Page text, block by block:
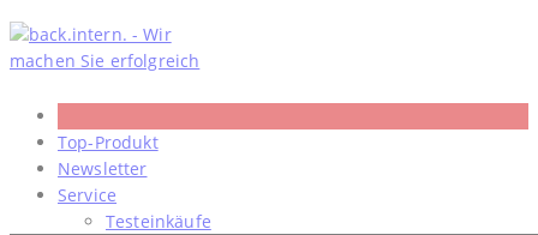
Skip
to
content
Top-Produkt
Newsletter
Service
Testeinkäufe